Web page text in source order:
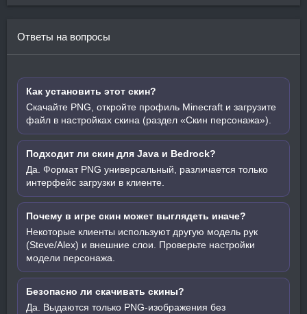
Ответы на вопросы
Как установить этот скин?
Скачайте PNG, откройте профиль Minecraft и загрузите
файл в настройках скина (раздел «Скин персонажа»).
Подходит ли скин для Java и Bedrock?
Да. Формат PNG универсальный, различается только
интерфейс загрузки в клиенте.
Почему в игре скин может выглядеть иначе?
Некоторые клиенты используют другую модель рук
(Steve/Alex) и внешние слои. Проверьте настройки
модели персонажа.
Безопасно ли скачивать скины?
Да. Выдаются только PNG-изображения без